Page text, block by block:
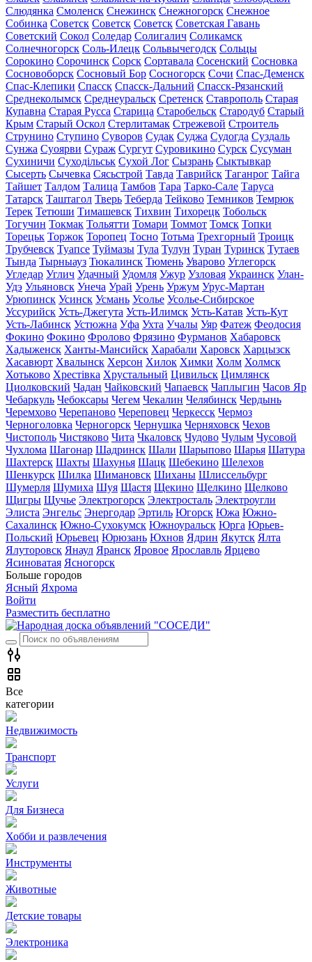
Слюдянка Смоленск Снежинск Снежногорск Снежное
Собинка Советск Советск Советск Советская Гавань
Советский Сокол Соледар Солигалич Соликамск
Солнечногорск Соль-Илецк Сольвычегодск Сольцы
Сорокино Сорочинск Сорск Сортавала Сосенский Сосновка
Сосновоборск Сосновый Бор Сосногорск Сочи Спас-Деменск
Спас-Клепики Спасск Спасск-Дальний Спасск-Рязанский
Среднеколымск Среднеуральск Сретенск Ставрополь Старая
Купавна Старая Русса Старица Старобельск Стародуб Старый
Крым Старый Оскол Стерлитамак Стрежевой Строитель
Струнино Ступино Суворов Судак Суджа Судогда Суздаль
Сунжа Суоярви Сураж Сургут Суровикино Сурск Сусуман
Сухиничи Суходільськ Сухой Лог Сызрань Сыктывкар
Сысерть Сычевка Сясьстрой Тавда Таврийск Таганрог Тайга
Тайшет Талдом Талица Тамбов Тара Тарко-Сале Таруса
Татарск Таштагол Тверь Теберда Тейково Темников Темрюк
Терек Тетюши Тимашевск Тихвин Тихорецк Тобольск
Тогучин Токмак Тольятти Томари Томмот Томск Топки
Торецьк Торжок Торопец Тосно Тотьма Трехгорный Троицк
Трубчевск Туапсе Туймазы Тула Тулун Туран Туринск Тутаев
Тында Тырныауз Тюкалинск Тюмень Уварово Углегорск
Угледар Углич Удачный Удомля Ужур Узловая Украинск Улан-
Удэ Ульяновск Унеча Урай Урень Уржум Урус-Мартан
Урюпинск Усинск Усмань Усолье Усолье-Сибирское
Уссурийск Усть-Джегута Усть-Илимск Усть-Катав Усть-Кут
Усть-Лабинск Устюжна Уфа Ухта Учалы Уяр Фатеж Феодосия
Фокино Фокино Фролово Фрязино Фурманов Хабаровск
Хадыженск Ханты-Мансийск Харабали Харовск Харцызск
Хасавюрт Хвалынск Херсон Хилок Химки Холм Холмск
Хотьково Хрестівка Хрустальный Цивильск Цимлянск
Циолковский Чадан Чайковский Чапаевск Чаплыгин Часов Яр
Чебаркуль Чебоксары Чегем Чекалин Челябинск Чердынь
Черемхово Черепаново Череповец Черкесск Чермоз
Черноголовка Черногорск Чернушка Черняховск Чехов
Чистополь Чистяково Чита Чкаловск Чудово Чулым Чусовой
Чухлома Шагонар Шадринск Шали Шарыпово Шарья Шатура
Шахтерск Шахты Шахунья Шацк Шебекино Шелехов
Шенкурск Шилка Шимановск Шиханы Шлиссельбург
Шумерля Шумиха Шуя Щастя Щекино Щелкино Щелково
Щигры Щучье Электрогорск Электросталь Электроугли
Элиста Энгельс Энергодар Эртиль Югорск Южа Южно-
Сахалинск Южно-Сухокумск Южноуральск Юрга Юрьев-
Польский Юрьевец Юрюзань Юхнов Ядрин Якутск Ялта
Ялуторовск Янаул Яранск Яровое Ярославль Ярцево
Ясиноватая Ясногорск
Больше городов
Ясный Яхрома
Войти
Разместить бесплатно
Все
категории
Недвижимость
Транспорт
Услуги
Для Бизнеса
Хобби и развлечения
Инструменты
Животные
Детские товары
Электроника